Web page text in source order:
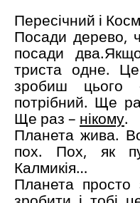
Пересічний і
Посади дерево,
посади
триста одне.
зробиш цього
потрібний. Ще
Ще раз – нікому.
Планета жива.
пох. Пох, як
Калмикія…
Планета